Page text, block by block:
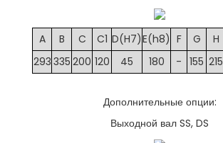
A B C C1 D(H7)E(h8) F G H
293 335 200 120 45 180 - 155 215
Дополнительные опции:
Выходной вал SS, DS